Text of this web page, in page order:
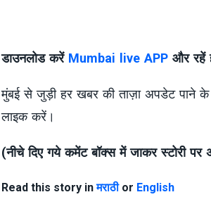
डाउनलोड करें Mumbai live APP और रहें
मुंबई से जुड़ी हर खबर की ताज़ा अपडेट पाने के
लाइक करें।
(नीचे दिए गये कमेंट बॉक्स में जाकर स्टोरी पर
Read this story inमराठीor English